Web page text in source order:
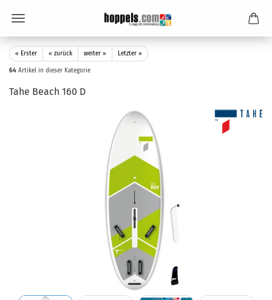
« Erster « zurück weiter » Letzter »
64 Artikel in dieser Kategorie
Tahe Beach 160 D